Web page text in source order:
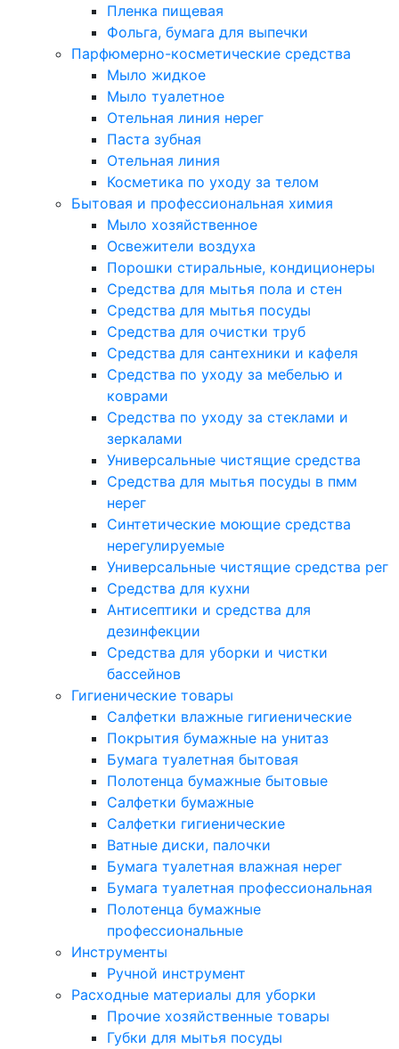
Пленка пищевая
Фольга, бумага для выпечки
Парфюмерно-косметические средства
Мыло жидкое
Мыло туалетное
Отельная линия нерег
Паста зубная
Отельная линия
Косметика по уходу за телом
Бытовая и профессиональная химия
Мыло хозяйственное
Освежители воздуха
Порошки стиральные, кондиционеры
Средства для мытья пола и стен
Средства для мытья посуды
Средства для очистки труб
Средства для сантехники и кафеля
Средства по уходу за мебелью и
коврами
Средства по уходу за стеклами и
зеркалами
Универсальные чистящие средства
Средства для мытья посуды в пмм
нерег
Синтетические моющие средства
нерегулируемые
Универсальные чистящие средства рег
Средства для кухни
Антисептики и средства для
дезинфекции
Средства для уборки и чистки
бассейнов
Гигиенические товары
Салфетки влажные гигиенические
Покрытия бумажные на унитаз
Бумага туалетная бытовая
Полотенца бумажные бытовые
Салфетки бумажные
Салфетки гигиенические
Ватные диски, палочки
Бумага туалетная влажная нерег
Бумага туалетная профессиональная
Полотенца бумажные
профессиональные
Инструменты
Ручной инструмент
Расходные материалы для уборки
Прочие хозяйственные товары
Губки для мытья посуды